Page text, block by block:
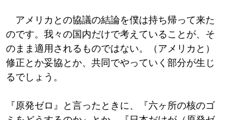
アメリカとの協議の結論を僕は持ち帰って来た
のです。我々の国内だけで考えていることが、そ
のまま適用されるものではない。（アメリカと）
修正とか妥協とか、共同でやっていく部分が生じ
るでしょう。
『原発ゼロ』と言ったときに、『六ヶ所の核のゴ